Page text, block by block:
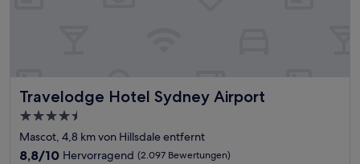
Travelodge Hotel Sydney Airport
Travelodge Hotel Sydney Airport
4.5-
Sterne-
Unterkunft
Mascot, 4,8 km von Hillsdale entfernt
8.8
8,8/10 Hervorragend (2.097 Bewertungen)